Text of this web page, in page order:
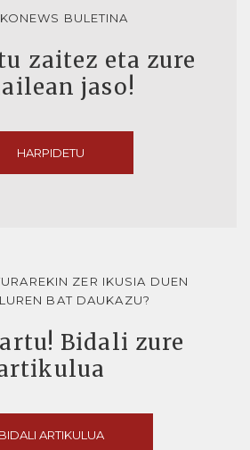
BULETINA
zaitez eta zure
jaso!
HARPIDETU
ZER IKUSIA DUEN
BAT DAUKAZU?
Bidali zure
BIDALI ARTIKULUA